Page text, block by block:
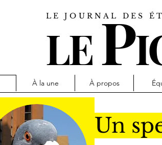
LEP
LE JOURNAL DES
À la une À propos
Un